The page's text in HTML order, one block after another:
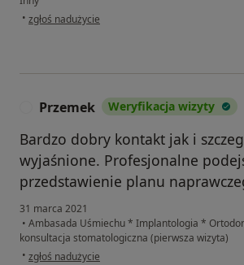
• w opinii użytkownika Małgorzata
zgłoś nadużycie
Przemek Weryfikacja wizyty
Bardzo dobry kontakt jak i
wyjaśnione. Profesjonalne
przedstawienie planu
31 marca 2021
• Ambasada Uśmiechu * Implantologia *
konsultacja stomatologiczna (pierwsza wizyta)
• w opinii użytkownika Przemek
zgłoś nadużycie